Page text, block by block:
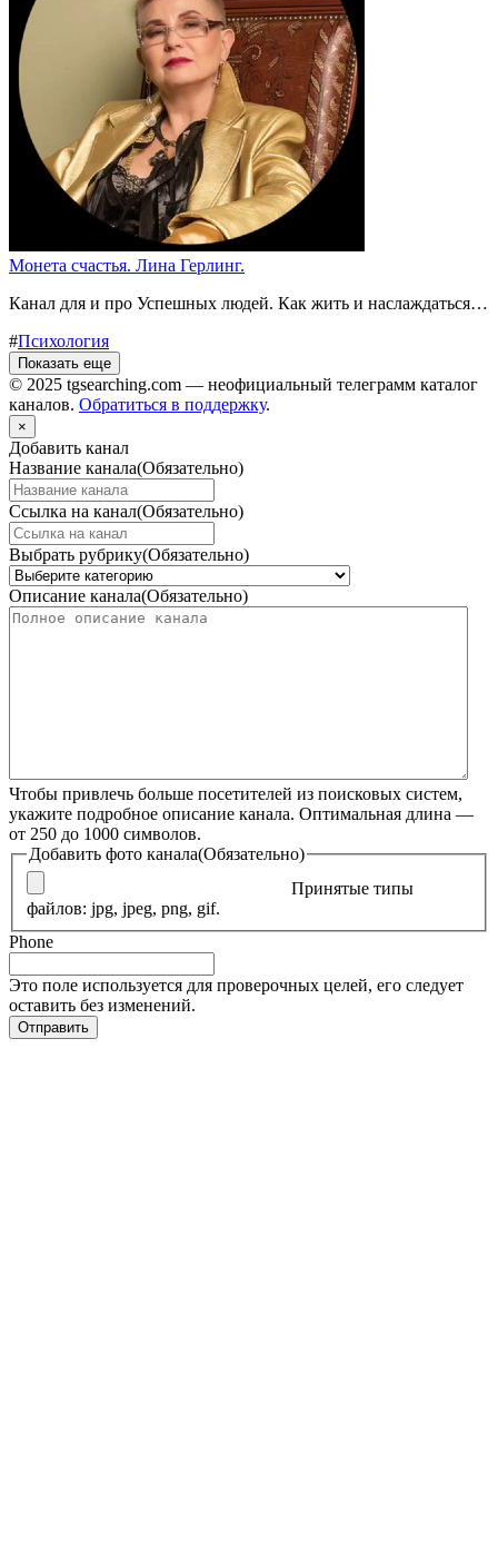
Монета счастья. Лина Герлинг.
Канал для и про Успешных людей. Как жить и наслаждаться…
#Психология
Показать еще
© 2025 tgsearching.com — неофициальный телеграмм каталог
каналов. Обратиться в поддержку.
×
Добавить канал
Название канала(Обязательно)
Ссылка на канал(Обязательно)
Выбрать рубрику(Обязательно)
Описание канала(Обязательно)
Чтобы привлечь больше посетителей из поисковых систем,
укажите подробное описание канала. Оптимальная длина —
от 250 до 1000 символов.
Добавить фото канала(Обязательно)
Принятые типы
файлов: jpg, jpeg, png, gif.
Phone
Это поле используется для проверочных целей, его следует
оставить без изменений.